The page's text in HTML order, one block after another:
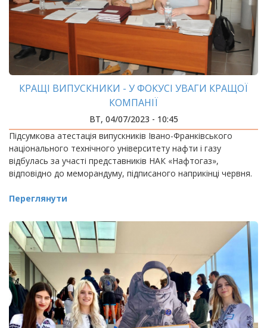
КРАЩІ ВИПУСКНИКИ - У ФОКУСІ УВАГИ КРАЩОЇ
КОМПАНІЇ
ВТ, 04/07/2023 - 10:45
Підсумкова атестація випускників Івано-Франківського
національного технічного університету нафти і газу
відбулась за участі представників НАК «Нафтогаз»,
відповідно до меморандуму, підписаного наприкінці червня.
Переглянути